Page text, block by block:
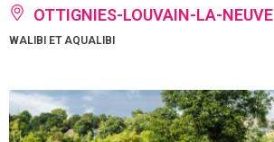
OTTIGNIES-LOUVAIN-LA-NEUVE
WALIBI ET AQUALIBI